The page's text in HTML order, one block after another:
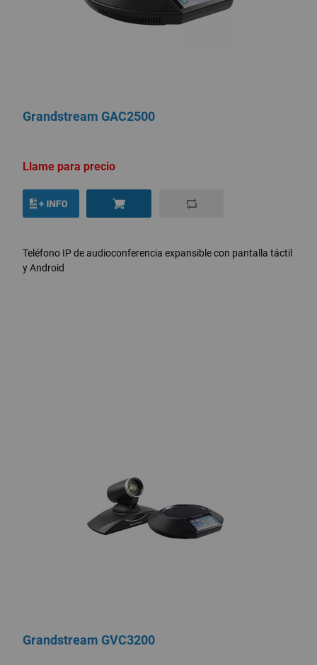
Grandstream GAC2500
Llame para precio
Teléfono IP de audioconferencia expansible con pantalla táctil
y Android
Grandstream GVC3200